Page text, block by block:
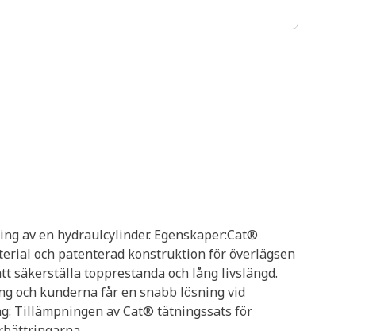
av en hydraulcylinder. Egenskaper:Cat®
och patenterad konstruktion för överlägsen
säkerställa topprestanda och lång livslängd.
och kunderna får en snabb lösning vid
Tillämpningen av Cat® tätningssats för